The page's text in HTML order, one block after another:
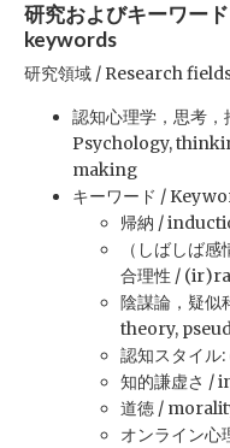
研究およびキーワー
keywords
研究領域 / Research
認知心理学，思考
Psychology,
making
キーワード /
帰納 /
（しばしば
合理性 /
陰謀論，疑
theory,
認知スタイ
知的謙虚さ /
道徳 /
オンライン